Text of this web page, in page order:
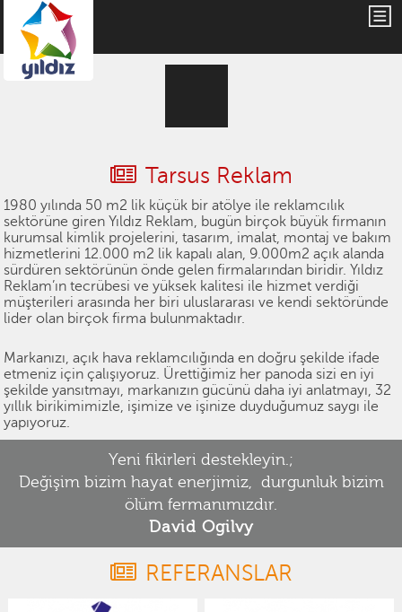
Tarsus Reklam
1980 yılında 50 m2 lik küçük bir atölye ile reklamcılık
sektörüne giren Yıldız Reklam, bugün birçok büyük firmanın
kurumsal kimlik projelerini, tasarım, imalat, montaj ve bakım
hizmetlerini 12.000 m2 lik kapalı alan, 9.000m2 açık alanda
sürdüren sektörünün önde gelen firmalarından biridir. Yıldız
Reklam’ın tecrübesi ve yüksek kalitesi ile hizmet verdiği
müşterileri arasında her biri uluslararası ve kendi sektöründe
lider olan birçok firma bulunmaktadır.
Markanızı, açık hava reklamcılığında en doğru şekilde ifade
etmeniz için çalışıyoruz. Ürettiğimiz her panoda sizi en iyi
şekilde yansıtmayı, markanızın gücünü daha iyi anlatmayı, 32
yıllık birikimimizle, işimize ve işinize duyduğumuz saygı ile
yapıyoruz.
Yeni fikirleri destekleyin.;
Değişim bizim hayat enerjimiz, durgunluk bizim
ölüm fermanımızdır.
David Ogilvy
REFERANSLAR